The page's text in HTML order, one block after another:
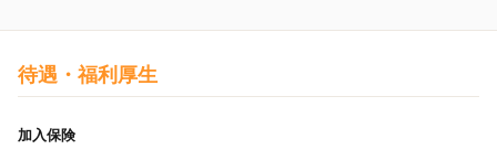
待遇・福利厚生
加入保険